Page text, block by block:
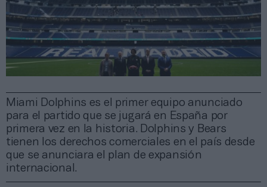
Miami Dolphins es el primer equipo anunciado
para el partido que se jugará en España por
primera vez en la historia. Dolphins y Bears
tienen los derechos comerciales en el país desde
que se anunciara el plan de expansión
internacional.